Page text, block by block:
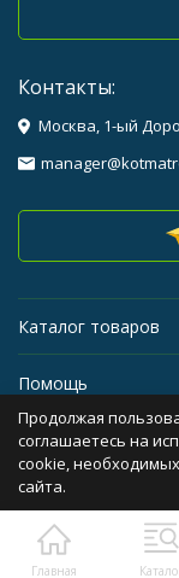
Главная
Контакты:
Москва, 1-ый
Каталог товаров
Помощь
Бренды
Политика
Продолжая
соглашаетесь на
cookie,
сайта.